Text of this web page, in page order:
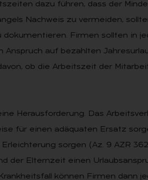
dazu führen, dass der
Nachweis zu vermeiden,
Firmen sollten in
auf bezahlten
ob die Arbeitszeit der
Herausforderung. Das
für einen adäquaten Ersatz
sorgen (Az. 9 AZR
der Elternzeit einen
können Firmen dann